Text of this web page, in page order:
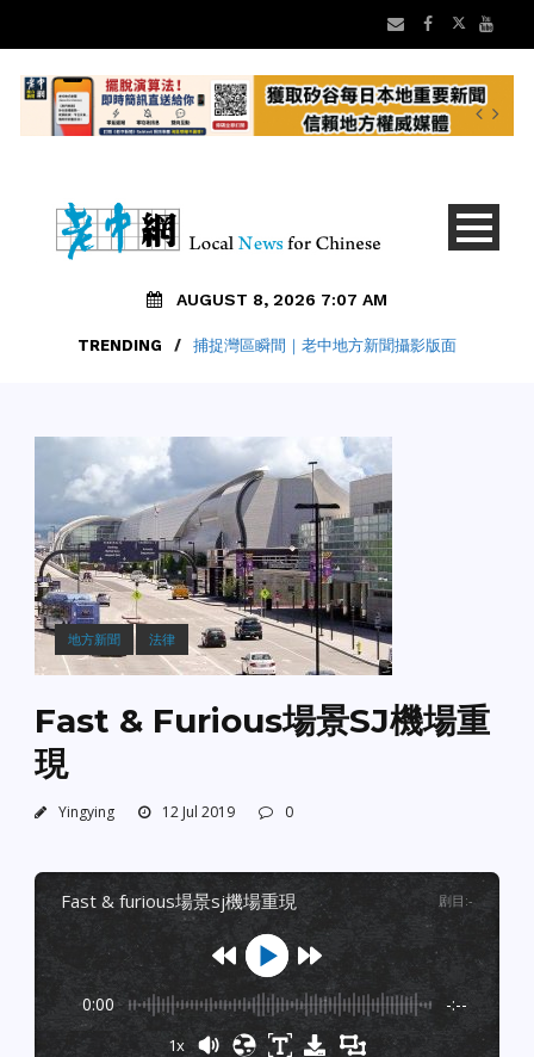
AUGUST 8, 2026 7:07 AM
TRENDING / 捕捉灣區瞬間｜老中地方新聞攝影版面
地方新聞 法律
Fast & Furious場景SJ機場重
現
Yingying 12 Jul 2019 0
fast & furious場景sj機場重現 剧目 :-
0:00 -:--
1x